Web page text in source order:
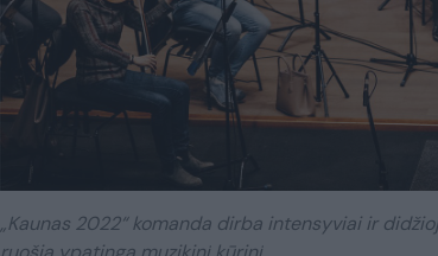
„Kaunas 2022“ komanda dirba intensyviai ir